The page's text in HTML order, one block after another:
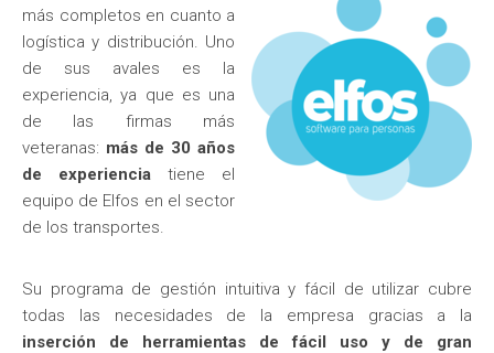
más completos en cuanto a
logística y distribución. Uno
de sus avales es la
experiencia, ya que es una
de las firmas más
veteranas: más de 30 años
de experiencia tiene el
equipo de Elfos en el sector
de los transportes.
Su programa de gestión intuitiva y fácil de utilizar cubre
todas las necesidades de la empresa gracias a la
inserción de herramientas de fácil uso y de gran